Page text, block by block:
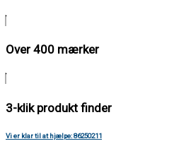
Over 400 mærker
3-klik produkt finder
Vi er klar til at hjælpe: 86250211